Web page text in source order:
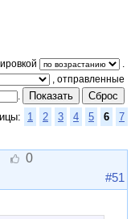
Показать
Сброс
1 2 3 4 5 6 7
0
#51